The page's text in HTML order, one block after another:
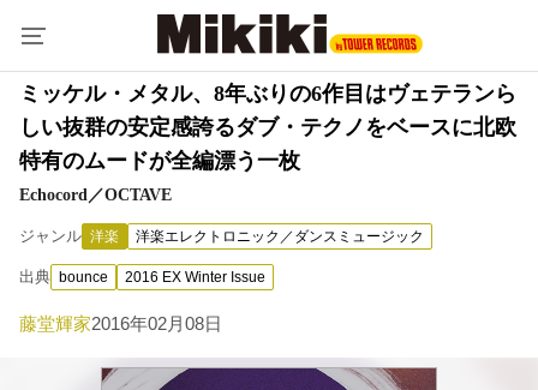
ミッケル・メタル、8年ぶりの6作目はヴェテランら
しい抜群の安定感誇るダブ・テクノをベースに北欧
特有のムードが全編漂う一枚
Echocord／OCTAVE
ジャンル 洋楽 洋楽エレクトロニック／ダンスミュージック
出典 bounce 2016 EX Winter Issue
藤堂輝家2016年02月08日